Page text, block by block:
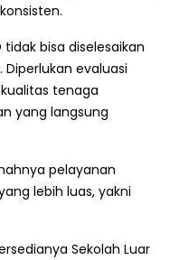
tidak bisa diselesaikan
evaluasi
tenaga
yang langsung
pelayanan
lebih luas, yakni
Sekolah Luar